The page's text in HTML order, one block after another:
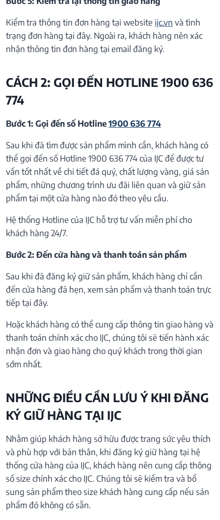
Kiểm tra thông tin đơn hàng tại website ijc.vn và tình
trạng đơn hàng tại đây. Ngoài ra, khách hàng nên xác
nhận thông tin đơn hàng tại email đăng ký.
CÁCH 2: GỌI ĐẾN HOTLINE 1900 636
774
Bước 1: Gọi đến số Hotline1900 636 774
Sau khi đã tìm được sản phẩm mình cần, khách hàng có
thể gọi đến số Hotline 1900 636 774 của IJC để được tư
vấn tốt nhất về chi tiết đá quý, chất lượng vàng, giá sản
phẩm, những chương trình ưu đãi liên quan và giữ sản
phẩm tại một cửa hàng nào đó theo yêu cầu.
Hệ thống Hotline của IJC hỗ trợ tư vấn miễn phí cho
khách hàng 24/7.
Bước 2: Đến cửa hàng và thanh toán sản phẩm
Sau khi đã đăng ký giữ sản phẩm, khách hàng chỉ cần
đến cửa hàng đã hẹn, xem sản phẩm và thanh toán trực
tiếp tại đây.
Hoặc khách hàng có thể cung cấp thông tin giao hàng và
thanh toán chính xác cho IJC, chúng tôi sẽ tiến hành xác
nhận đơn và giao hàng cho quý khách trong thời gian
sớm nhất.
NHỮNG ĐIỀU CẦN LƯU Ý KHI ĐĂNG
KÝ GIỮ HÀNG TẠI IJC
Nhằm giúp khách hàng sở hữu được trang sức yêu thích
và phù hợp với bản thân, khi đăng ký giữ hàng tại hệ
thống cửa hàng của IJC, khách hàng nên cung cấp thông
số size chính xác cho IJC. Chúng tôi sẽ kiểm tra và bổ
sung sản phẩm theo size khách hàng cung cấp nếu sản
phẩm đó không có sẵn.